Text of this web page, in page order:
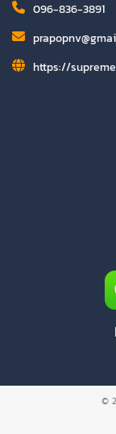
096-836-3891
https://
©